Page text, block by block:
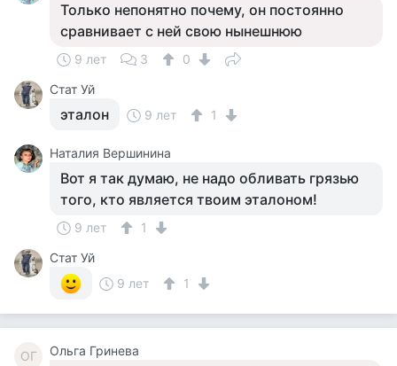
Только непонятно почему, он постоянно
сравнивает с ней свою нынешнюю
9 лет 3
0
Стат Уй
эталон 9 лет 1
Наталия Вершинина
Вот я так думаю, не надо обливать грязью
того, кто является твоим эталоном!
9 лет
1
Стат Уй
9 лет
1
ОГ Ольга Гринева